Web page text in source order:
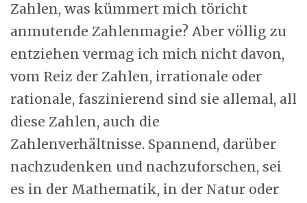
Zahlen, was kümmert mich töricht
anmutende Zahlenmagie? Aber völlig zu
entziehen vermag ich mich nicht davon,
vom Reiz der Zahlen, irrationale oder
rationale, faszinierend sind sie allemal, all
diese Zahlen, auch die
Zahlenverhältnisse. Spannend, darüber
nachzudenken und nachzuforschen, sei
es in der Mathematik, in der Natur oder